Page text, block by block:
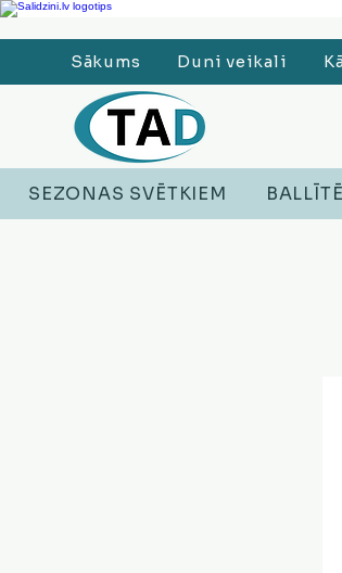
Ledusskapji, Sadzīves tehnika, Smaržas,
Sākums Duni veikali
SEZONAS SVĒTKIEM